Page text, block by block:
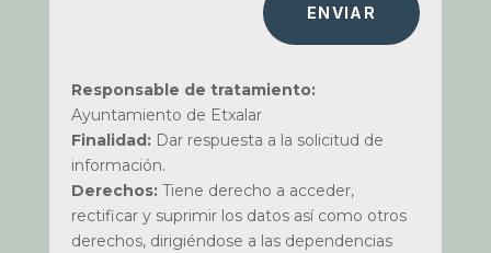
ENVIAR
Responsable de tratamiento:
Ayuntamiento de Etxalar
Finalidad:Dar respuesta a la solicitud de
información.
Derechos:Tiene derecho a acceder,
rectificar y suprimir los datos así como otros
derechos, dirigiéndose a las dependencias